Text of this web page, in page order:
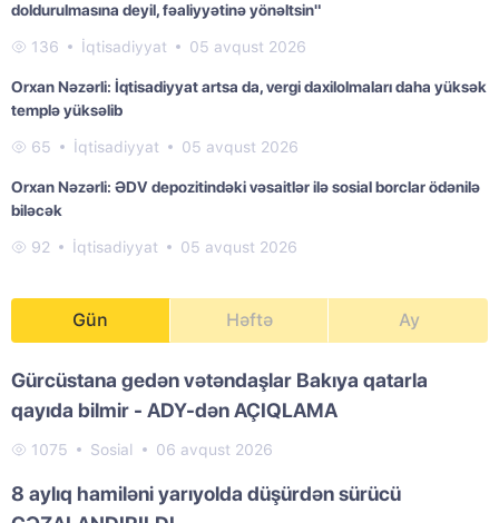
doldurulmasına deyil, fəaliyyətinə yönəltsin"
136 İqtisadiyyat 05 avqust 2026
Orxan Nəzərli: İqtisadiyyat artsa da, vergi daxilolmaları daha yüksək
templə yüksəlib
65 İqtisadiyyat 05 avqust 2026
Orxan Nəzərli: ƏDV depozitindəki vəsaitlər ilə sosial borclar ödənilə
biləcək
92 İqtisadiyyat 05 avqust 2026
Gün Həftə Ay
Gürcüstana gedən vətəndaşlar Bakıya qatarla
qayıda bilmir - ADY-dən AÇIQLAMA
1075 Sosial 06 avqust 2026
8 aylıq hamiləni yarıyolda düşürdən sürücü